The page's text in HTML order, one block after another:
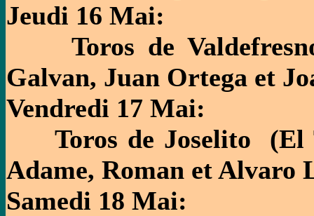
Jeudi 16 Mai:
Toros de
Galvan, Juan Ortega et
Vendredi 17 Mai:
Toros de Joselito (El
Adame, Roman et Alvaro
Samedi 18 Mai: